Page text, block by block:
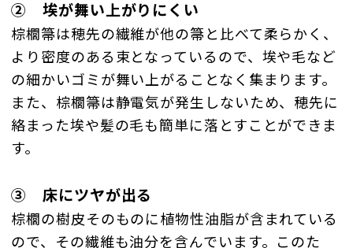
② 埃が舞い上がりにくい
棕櫚箒は穂先の繊維が他の箒と比べて柔らかく、
より密度のある束となっているので、埃や毛など
の細かいゴミが舞い上がることなく集まります。
また、棕櫚箒は静電気が発生しないため、穂先に
絡まった埃や髪の毛も簡単に落とすことができま
す。
③ 床にツヤが出る
棕櫚の樹皮そのものに植物性油脂が含まれている
ので、その繊維も油分を含んでいます。このた